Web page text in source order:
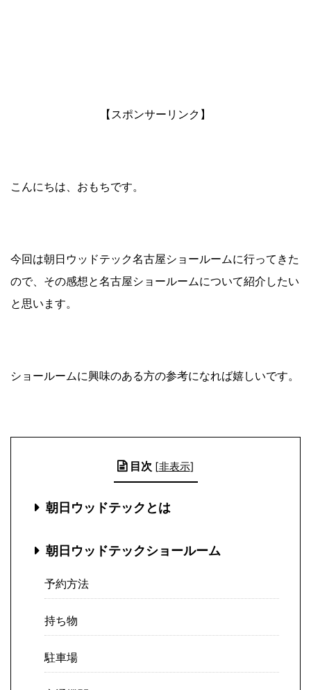
【スポンサーリンク】
こんにちは、おもちです。
今回は朝日ウッドテック名古屋ショールームに行ってきた
ので、その感想と名古屋ショールームについて紹介したい
と思います。
ショールームに興味のある方の参考になれば嬉しいです。
目次 [非表示]
朝日ウッドテックとは
朝日ウッドテックショールーム
予約方法
持ち物
駐車場